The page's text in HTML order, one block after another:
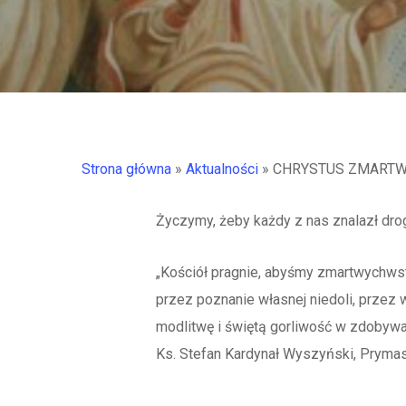
Strona główna » Aktualności » CHRYSTUS
Życzymy, żeby każdy z nas znalazł
„Kościół pragnie, abyśmy
przez poznanie własnej niedoli, przez
modlitwę i świętą gorliwość w
Ks. Stefan Kardynał Wyszyński,